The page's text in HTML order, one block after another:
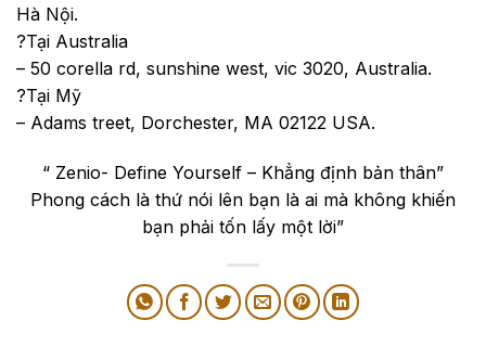
Hà Nội.
?Tại Australia
– 50 corella rd, sunshine west, vic 3020, Australia.
?Tại Mỹ
– Adams treet, Dorchester, MA 02122 USA.
“ Zenio- Define Yourself – Khẳng định bản thân”
Phong cách là thứ nói lên bạn là ai mà không khiến
bạn phải tốn lấy một lời”